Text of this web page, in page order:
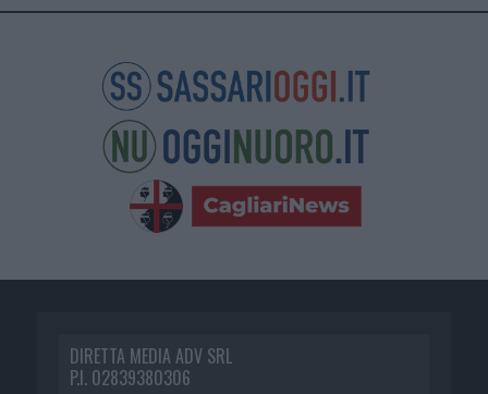
DIRETTA MEDIA ADV SRL
P.I. 02839380306